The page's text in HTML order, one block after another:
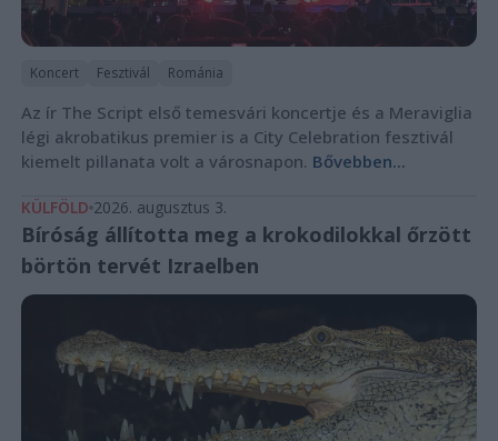
Koncert Fesztivál Románia
Az ír The Script első temesvári koncertje és a Meraviglia
légi akrobatikus premier is a City Celebration fesztivál
kiemelt pillanata volt a városnapon. Bővebben...
KÜLFÖLD 2026. augusztus 3.
Bíróság állította meg a krokodilokkal őrzött
börtön tervét Izraelben